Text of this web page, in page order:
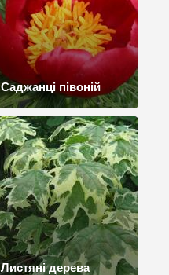
Саджанці півоній
Листяні дерева